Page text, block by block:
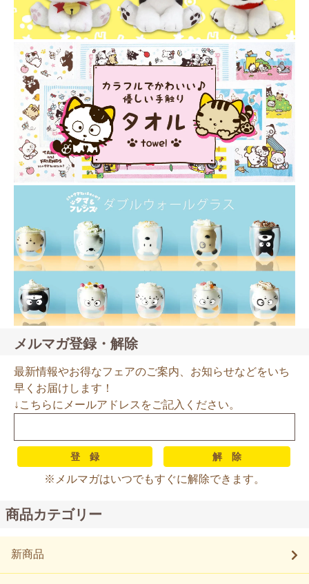
メルマガ登録・解除
最新情報やお得なフェアのご案内、お知らせなどをいち
早くお届けします！
↓こちらにメールアドレスをご記入ください。
※メルマガはいつでもすぐに解除できます。
商品カテゴリー
新商品